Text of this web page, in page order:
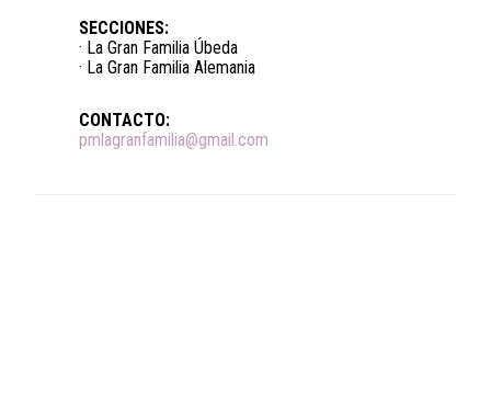
SECCIONES:
· La Gran Familia Úbeda
· La Gran Familia Alemania
CONTACTO:
pmlagranfamilia@gmail.com